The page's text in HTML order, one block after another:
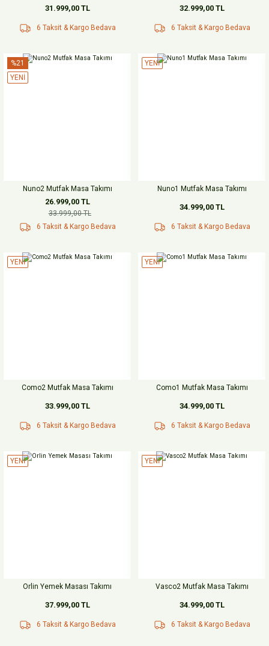
31.999,00 TL
6 Taksit & Kargo Bedava
32.999,00 TL
6 Taksit & Kargo Bedava
%21
YENİ
Nuno2 Mutfak Masa Takımı
26.999,00 TL
33.999,00 TL
6 Taksit & Kargo Bedava
YENİ
Nuno1 Mutfak Masa Takımı
34.999,00 TL
6 Taksit & Kargo Bedava
YENİ
Como2 Mutfak Masa Takımı
33.999,00 TL
6 Taksit & Kargo Bedava
YENİ
Como1 Mutfak Masa Takımı
34.999,00 TL
6 Taksit & Kargo Bedava
YENİ
Orlin Yemek Masası Takımı
37.999,00 TL
6 Taksit & Kargo Bedava
YENİ
Vasco2 Mutfak Masa Takımı
34.999,00 TL
6 Taksit & Kargo Bedava